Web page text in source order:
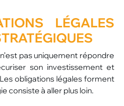
LÉGALES
pas uniquement répondre
son investissement et
obligations légales forment
consiste à aller plus loin.